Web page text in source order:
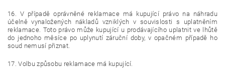
16. V případě oprávněné reklamace má kupující právo na náhradu
účelně vynaložených nákladů vzniklých v souvislosti s uplatněním
reklamace. Toto právo může kupující u prodávajícího uplatnit ve lhůtě
do jednoho měsíce po uplynutí záruční doby, v opačném případě ho
soud nemusí přiznat.
17. Volbu způsobu reklamace má kupující.